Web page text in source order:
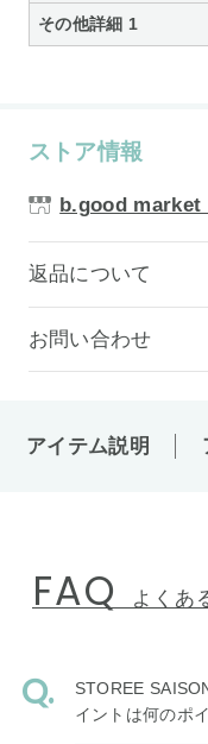
その他詳細 1
ストア情報
b.good market
返品について
お問い合わせ
アイテム説明
FAQ よくあ
STOREE
イントは何のポ